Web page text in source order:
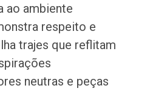
ao ambiente
respeito e
trajes que reflitam
neutras e peças